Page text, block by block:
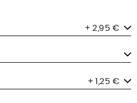
+ 2,95 €
+ 1,25 €